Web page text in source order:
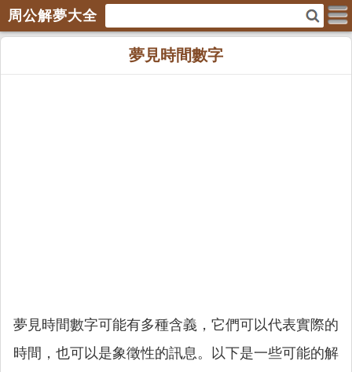
周公解夢大全
夢見時間數字
夢見時間數字可能有多種含義，它們可以代表實際的
時間，也可以是象徵性的訊息。以下是一些可能的解